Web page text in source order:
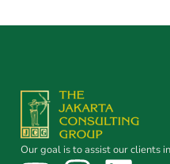
Our goal is to assist our clients